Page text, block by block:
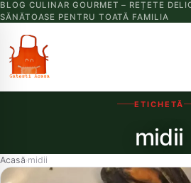
BLOG CULINAR GOURMET – REȚETE
SĂNĂTOASE PENTRU TOATĂ FAMILIA
ETICHETĂ
midii
Acasă›midii